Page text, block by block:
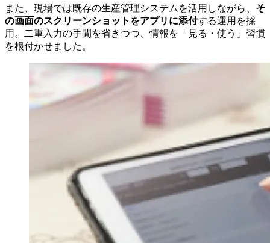
また、現場では既存の生産管理システムを活用しながら、 そ
の画面のスクリーンショットをアプリに添付する運用を採
用。二重入力の手間を省きつつ、情報を「見る・使う」習慣
を根付かせました。